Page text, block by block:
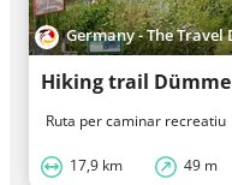
Germany - The
Hiking trail
Ruta per caminar recreatiu
17,9 km 49 m